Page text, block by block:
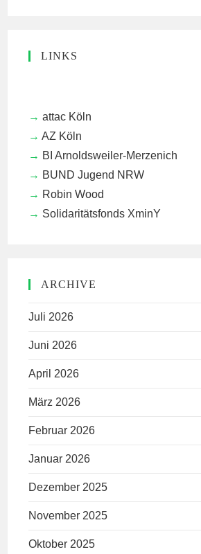
LINKS
attac Köln
AZ Köln
BI Arnoldsweiler-Merzenich
BUND Jugend NRW
Robin Wood
Solidaritätsfonds XminY
ARCHIVE
Juli 2026
Juni 2026
April 2026
März 2026
Februar 2026
Januar 2026
Dezember 2025
November 2025
Oktober 2025